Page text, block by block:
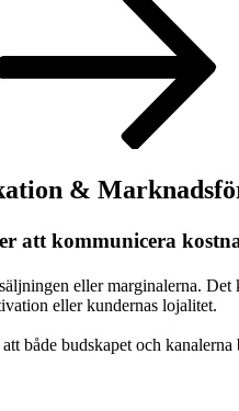
&
att kommunicera
eller marginalerna.
eller kundernas lojalitet.
både budskapet och kanalerna